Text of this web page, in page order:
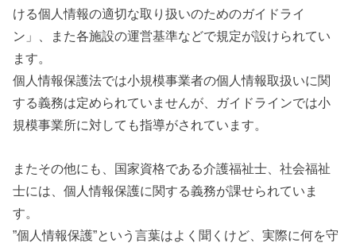
ける個人情報の適切な取り扱いのためのガイドライ
ン」、また各施設の運営基準などで規定が設けられてい
ます。
個人情報保護法では小規模事業者の個人情報取扱いに関
する義務は定められていませんが、ガイドラインでは小
規模事業所に対しても指導がされています。
またその他にも、国家資格である介護福祉士、社会福祉
士には、個人情報保護に関する義務が課せられていま
す。
”個人情報保護”という言葉はよく聞くけど、実際に何を守